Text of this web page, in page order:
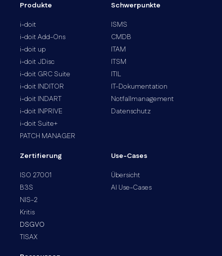
Systemen, Prozessen und Services
Produkte
i-doit
i-doit Add-Ons
i-doit up
i-doit JDisc
i-doit GRC Suite
i-doit INDITOR
i-doit INDART
i-doit INPRIVE
i-doit Suite+
PATCH MANAGER
Schwerpunkte
ISMS
CMDB
ITAM
ITSM
ITIL
IT-Dokumentation
Notfallmanagement
Datenschutz
Zertifierung
ISO 27001
B3S
NIS-2
Kritis
DSGVO
TISAX
Use-Cases
Übersicht
AI Use-Cases